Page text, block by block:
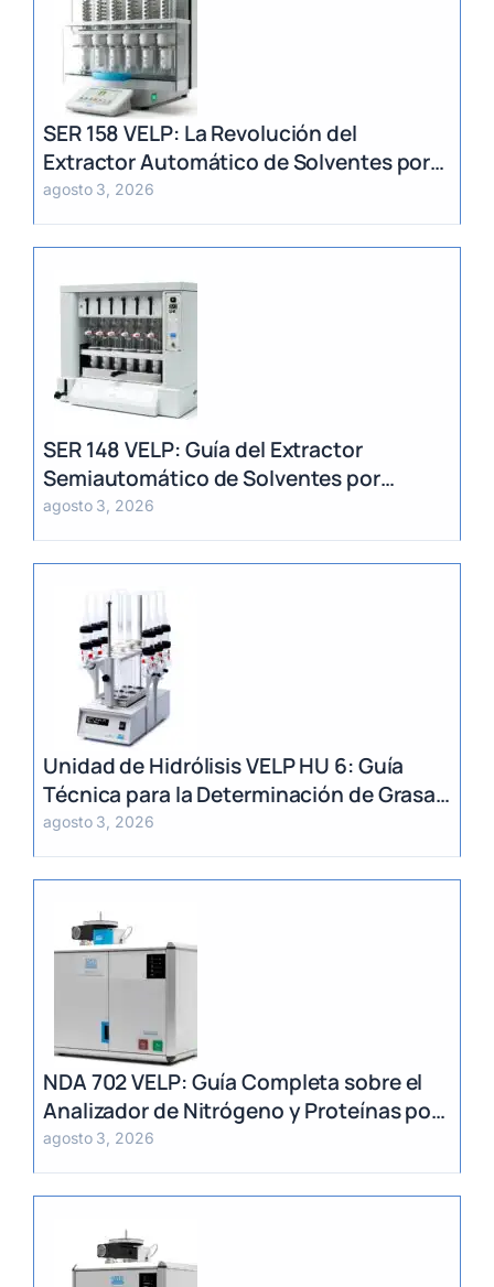
SER 158 VELP: La Revolución del
Extractor Automático de Solventes por
Método Randall
agosto 3, 2026
SER 148 VELP: Guía del Extractor
Semiautomático de Solventes por
Método Randall
agosto 3, 2026
Unidad de Hidrólisis VELP HU 6: Guía
Técnica para la Determinación de Grasa
Total en Alimentos
agosto 3, 2026
NDA 702 VELP: Guía Completa sobre el
Analizador de Nitrógeno y Proteínas por
Método Dumas
agosto 3, 2026